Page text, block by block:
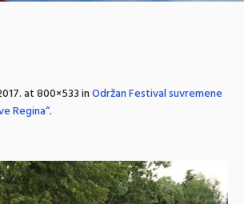
at 800×533 inOdržan Festival suvremene
Regina“.